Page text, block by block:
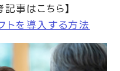
事はこちら】
を導入する方法